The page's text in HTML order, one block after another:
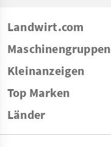
Landwirt.com
Maschinengruppen
Kleinanzeigen
Top Marken
Länder